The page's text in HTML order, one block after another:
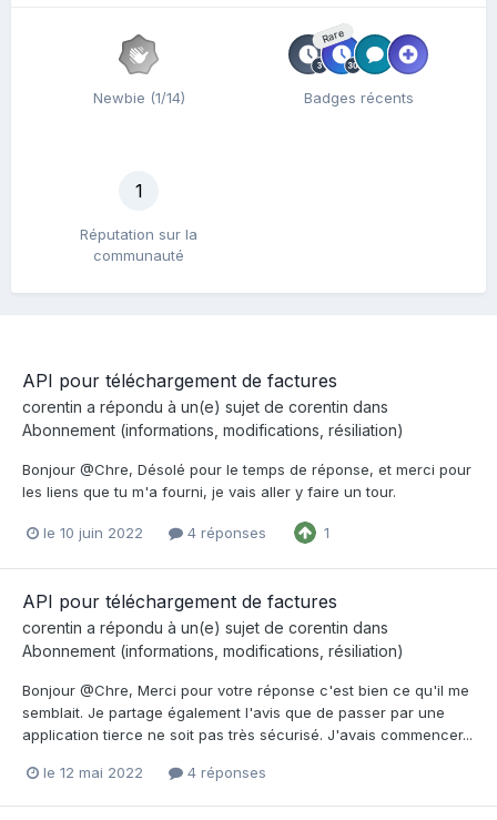
Newbie (1/14)
Rare
Badges récents
1
Réputation sur la
communauté
API pour téléchargement de factures
corentin a répondu à un(e) sujet de corentin dans
Abonnement (informations, modifications, résiliation)
Bonjour @Chre, Désolé pour le temps de réponse, et merci pour
les liens que tu m'a fourni, je vais aller y faire un tour.
le 10 juin 2022 4 réponses 1
API pour téléchargement de factures
corentin a répondu à un(e) sujet de corentin dans
Abonnement (informations, modifications, résiliation)
Bonjour @Chre, Merci pour votre réponse c'est bien ce qu'il me
semblait. Je partage également l'avis que de passer par une
application tierce ne soit pas très sécurisé. J'avais commencer...
le 12 mai 2022 4 réponses